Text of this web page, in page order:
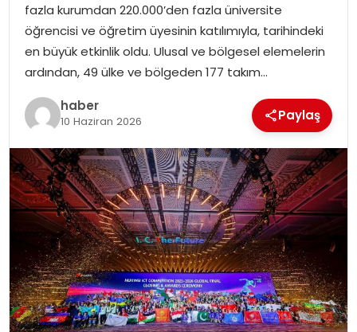
TEKNOLOJI
fazla kurumdan 220.000’den fazla üniversite
öğrencisi ve öğretim üyesinin katılımıyla, tarihindeki
en büyük etkinlik oldu. Ulusal ve bölgesel elemelerin
ardından, 49 ülke ve bölgeden 177 takım…
haber
10 Haziran 2026 Paylaş